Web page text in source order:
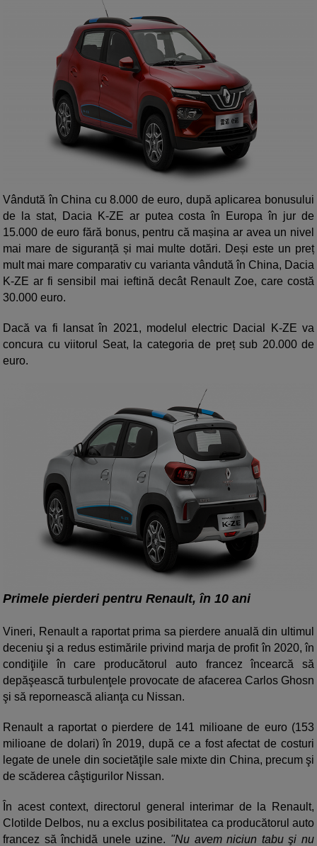
Vândută în China cu 8.000 de euro, după aplicarea bonusului
de la stat, Dacia K-ZE ar putea costa în Europa în jur de
15.000 de euro fără bonus, pentru că mașina ar avea un nivel
mai mare de siguranță și mai multe dotări. Deși este un preț
mult mai mare comparativ cu varianta vândută în China, Dacia
K-ZE ar fi sensibil mai ieftină decât Renault Zoe, care costă
30.000 euro.
Dacă va fi lansat în 2021, modelul electric Dacial K-ZE va
concura cu viitorul Seat, la categoria de preț sub 20.000 de
euro.
Primele pierderi pentru Renault, în 10 ani
Vineri, Renault a raportat prima sa pierdere anuală din ultimul
deceniu şi a redus estimările privind marja de profit în 2020, în
condiţiile în care producătorul auto francez încearcă să
depăşească turbulenţele provocate de afacerea Carlos Ghosn
şi să repornească alianţa cu Nissan.
Renault a raportat o pierdere de 141 milioane de euro (153
milioane de dolari) în 2019, după ce a fost afectat de costuri
legate de unele din societăţile sale mixte din China, precum şi
de scăderea câştigurilor Nissan.
În acest context, directorul general interimar de la Renault,
Clotilde Delbos, nu a exclus posibilitatea ca producătorul auto
francez să închidă unele uzine. "Nu avem niciun tabu şi nu